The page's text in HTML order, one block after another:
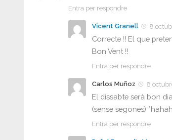
Entra per respondre
Vicent Granell 8
Correcte !! El que
Bon Vent !!
Entra per respondre
Carlos Muñoz 8
El dissabte serà bon
(sense segones)
Entra per respondre